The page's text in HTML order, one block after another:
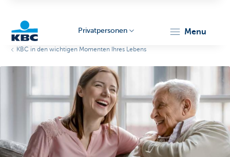
Particulieren
Privatpersonen menu
KBC in den wichtigen Momenten Ihres Lebens